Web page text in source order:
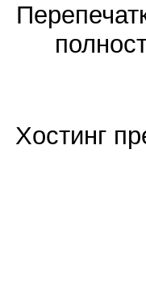
Хостинг